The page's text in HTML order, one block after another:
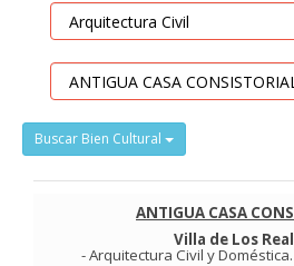
Buscar Bien Cultural
ANTIGUA CASA
Villa de Los
-Arquitectura Civil y Doméstica.